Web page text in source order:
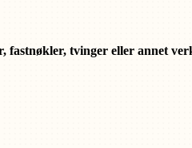
tvinger eller annet